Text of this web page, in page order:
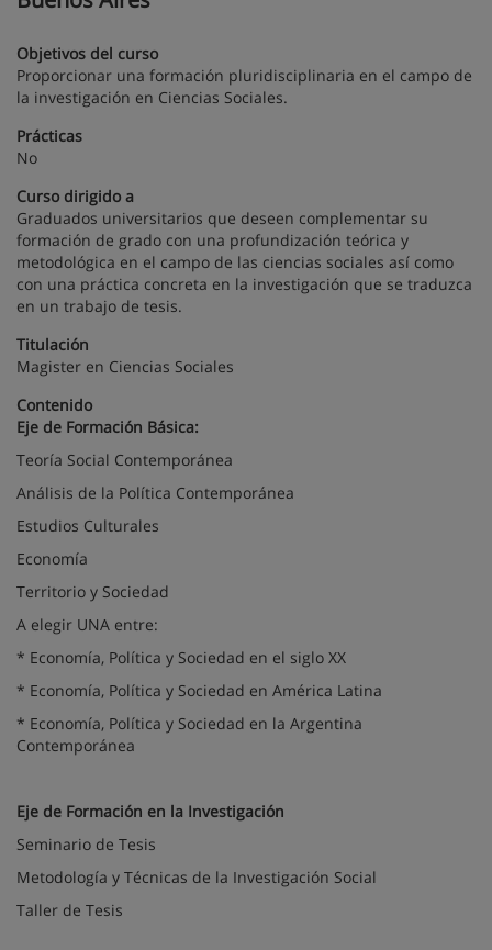
Objetivos del curso
Proporcionar una formación pluridisciplinaria en el campo de
la investigación en Ciencias Sociales.
Prácticas
No
Curso dirigido a
Graduados universitarios que deseen complementar su
formación de grado con una profundización teórica y
metodológica en el campo de las ciencias sociales así como
con una práctica concreta en la investigación que se traduzca
en un trabajo de tesis.
Titulación
Magister en Ciencias Sociales
Contenido
Eje de Formación Básica:
Teoría Social Contemporánea
Análisis de la Política Contemporánea
Estudios Culturales
Economía
Territorio y Sociedad
A elegir UNA entre:
* Economía, Política y Sociedad en el siglo XX
* Economía, Política y Sociedad en América Latina
* Economía, Política y Sociedad en la Argentina
Contemporánea
Eje de Formación en la Investigación
Seminario de Tesis
Metodología y Técnicas de la Investigación Social
Taller de Tesis